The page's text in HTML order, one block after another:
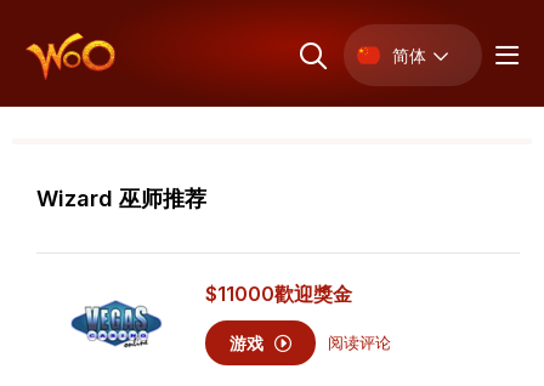
简体
Wizard 巫师推荐
$11000歡迎獎金
游戏 阅读评论